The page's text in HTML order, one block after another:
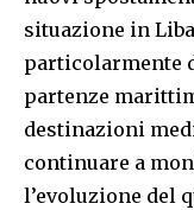
situazione in
particolarmente
partenze
destinazioni
continuare a
l’evoluzione del